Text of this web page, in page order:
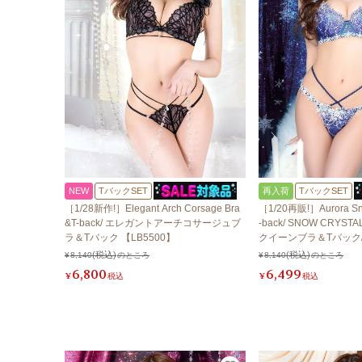
NEW TバックSET
［1/28新作!］Elegant Arch Corsage Bra
&T-back/ エレガントアーチコサージュブ
ラ＆Tバック 【LB5500】
¥8,140 のところ
¥6,800税込
再入荷 TバックSET
［1/20再販!］Aurora
-back/ SNOW
クイーンブラ＆Tバッ
ル 【LB5500】
¥8,140 のところ
¥6,499税込